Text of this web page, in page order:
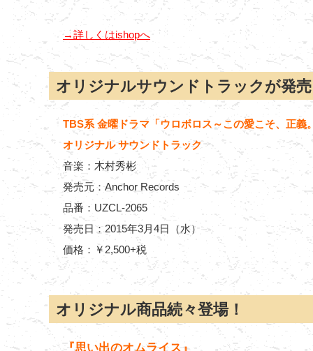
→詳しくはishopへ
オリジナルサウンドトラックが発
TBS系 金曜ドラマ「ウロボロス～この愛こそ、正義
オリジナル サウンドトラック
音楽：木村秀彬
発売元：Anchor Records
品番：UZCL-2065
発売日：2015年3月4日（水）
価格：￥2,500+税
オリジナル商品続々登場！
『思い出のオムライス』